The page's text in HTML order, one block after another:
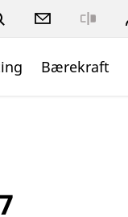
Bærekraft